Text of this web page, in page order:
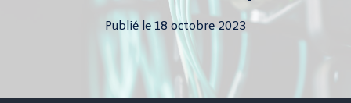
Publié le 18 octobre 2023